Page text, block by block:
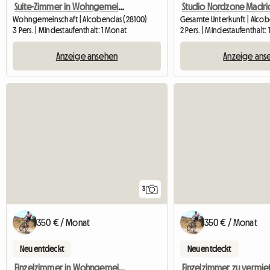
Suite-Zimmer in Wohngemeinschaft
Wohngemeinschaft | Alcobendas (28100)
3 Pers. | Mindestaufenthalt: 1 Monat
Anzeige ansehen
Studio Nordzone
2 Pers. | Mindestaufenthalt:
Anzeige
3
350 € / Monat
Neu entdeckt
Einzelzimmer in Wohngemeinschaft
350 € / Monat
Neu entdeckt